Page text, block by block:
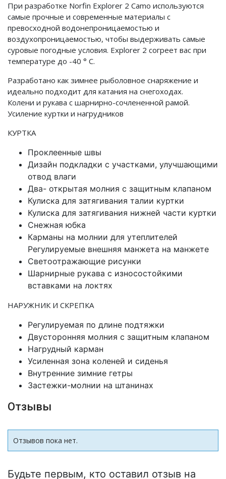
При разработке Norfin Explorer 2 Camo используются
самые прочные и современные материалы с
превосходной водонепроницаемостью и
воздухопроницаемостью, чтобы выдерживать самые
суровые погодные условия. Explorer 2 согреет вас при
температуре до -40 ° C.
Разработано как зимнее рыболовное снаряжение и
идеально подходит для катания на снегоходах.
Колени и рукава с шарнирно-сочлененной рамой.
Усиление куртки и нагрудников
КУРТКА
Проклеенные швы
Дизайн подкладки с участками, улучшающими
отвод влаги
Два- открытая молния с защитным клапаном
Кулиска для затягивания талии куртки
Кулиска для затягивания нижней части куртки
Снежная юбка
Карманы на молнии для утеплителей
Регулируемые внешняя манжета на манжете
Светоотражающие рисунки
Шарнирные рукава с износостойкими
вставками на локтях
НАРУЖНИК И СКРЕПКА
Регулируемая по длине подтяжки
Двусторонняя молния с защитным клапаном
Нагрудный карман
Усиленная зона коленей и сиденья
Внутренние зимние гетры
Застежки-молнии на штанинах
Отзывы
Отзывов пока нет.
Будьте первым, кто оставил отзыв на